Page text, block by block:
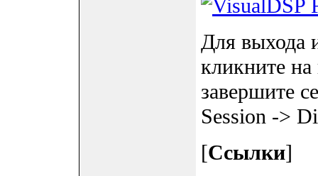
Для выхода
кликните
завершите
Session ->
[Ссылки]